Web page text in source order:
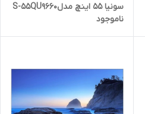
سونیا 55 اینچ مدلS-55QU9660
ناموجود